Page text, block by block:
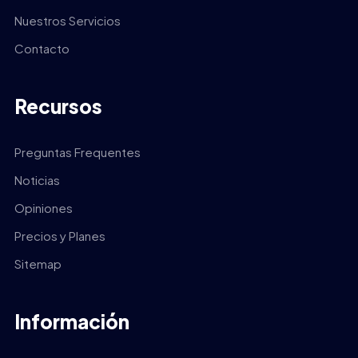
Nuestros Servicios
Contacto
Recursos
Preguntas Frequentes
Noticias
Opiniones
Precios y Planes
Sitemap
Información